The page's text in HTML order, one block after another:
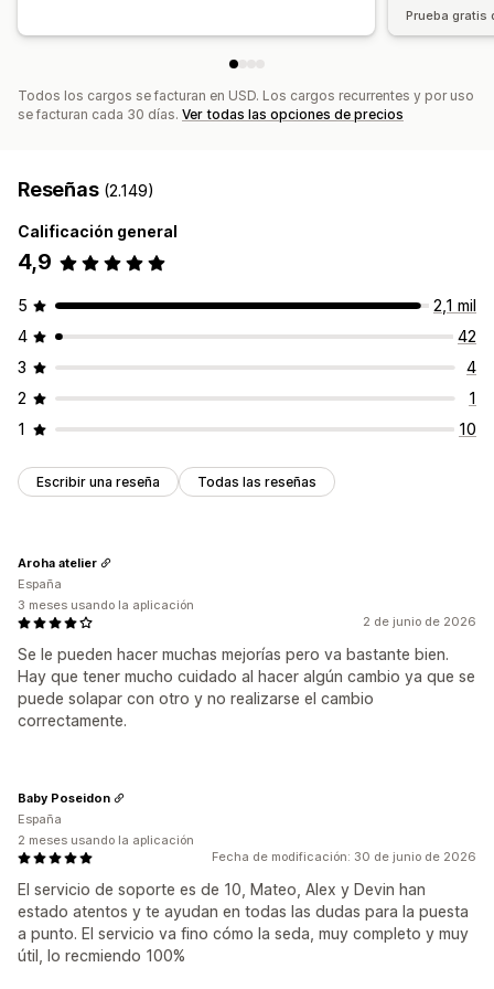
Prueba gratis
Todos los cargos se facturan en USD. Los cargos recurrentes y por uso
se facturan cada 30 días. Ver todas las opciones de precios
Reseñas (2.149)
Calificación general
4,9
5
2,1 mil
4
42
3
4
2
1
1
10
Escribir una reseña Todas las reseñas
2 de junio de 2026
Se le pueden hacer muchas mejorías pero va bastante bien.
Hay que tener mucho cuidado al hacer algún cambio ya que se
puede solapar con otro y no realizarse el cambio
correctamente.
Aroha atelier
España
3 meses usando la aplicación
Fecha de modificación: 30 de junio de 2026
El servicio de soporte es de 10, Mateo, Alex y Devin han
estado atentos y te ayudan en todas las dudas para la puesta
a punto. El servicio va fino cómo la seda, muy completo y muy
útil, lo recmiendo 100%
Baby Poseidon
España
2 meses usando la aplicación